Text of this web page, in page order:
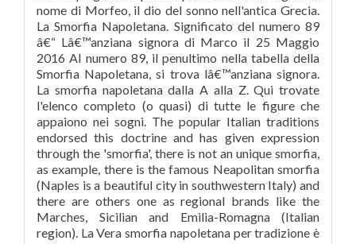
nome di Morfeo, il dio del sonno nell'antica Grecia.
La Smorfia Napoletana. Significato del numero 89
â€“ Lâ€™anziana signora di Marco il 25 Maggio
2016 Al numero 89, il penultimo nella tabella della
Smorfia Napoletana, si trova lâ€™anziana signora.
La smorfia napoletana dalla A alla Z. Qui trovate
l'elenco completo (o quasi) di tutte le figure che
appaiono nei sogni. The popular Italian traditions
endorsed this doctrine and has given expression
through the 'smorfia', there is not an unique smorfia,
as example, there is the famous Neapolitan smorfia
(Naples is a beautiful city in southwestern Italy) and
there are others one as regional brands like the
Marches, Sicilian and Emilia-Romagna (Italian
region). La Vera smorfia napoletana per tradizione è